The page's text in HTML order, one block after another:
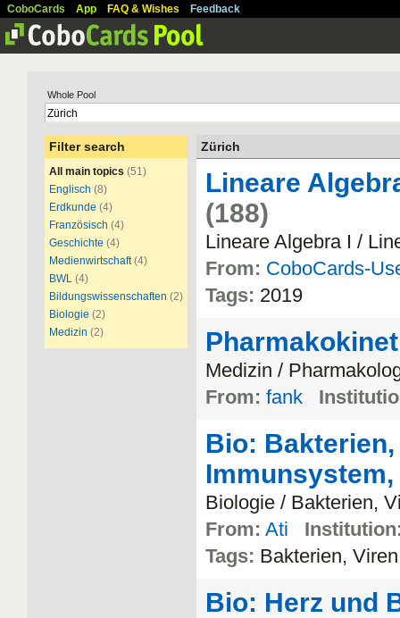
CoboCards App FAQ & Wishes Feedback
Whole Pool
Filter search
All main topics (51)
Englisch (8)
Erdkunde (4)
Französisch (4)
Geschichte (4)
Medienwirtschaft (4)
BWL (4)
Bildungswissenschaften (2)
Biologie (2)
Medizin (2)
Zürich
Lineare
(188)
Lineare Algebra I /
From: CoboCards-
Tags: 2019
Medizin /
From: fank
Bio:
Immunsystem,
Biologie / Bakterien,
From: Ati
Tags: Bakterien,
Bio: Herz und